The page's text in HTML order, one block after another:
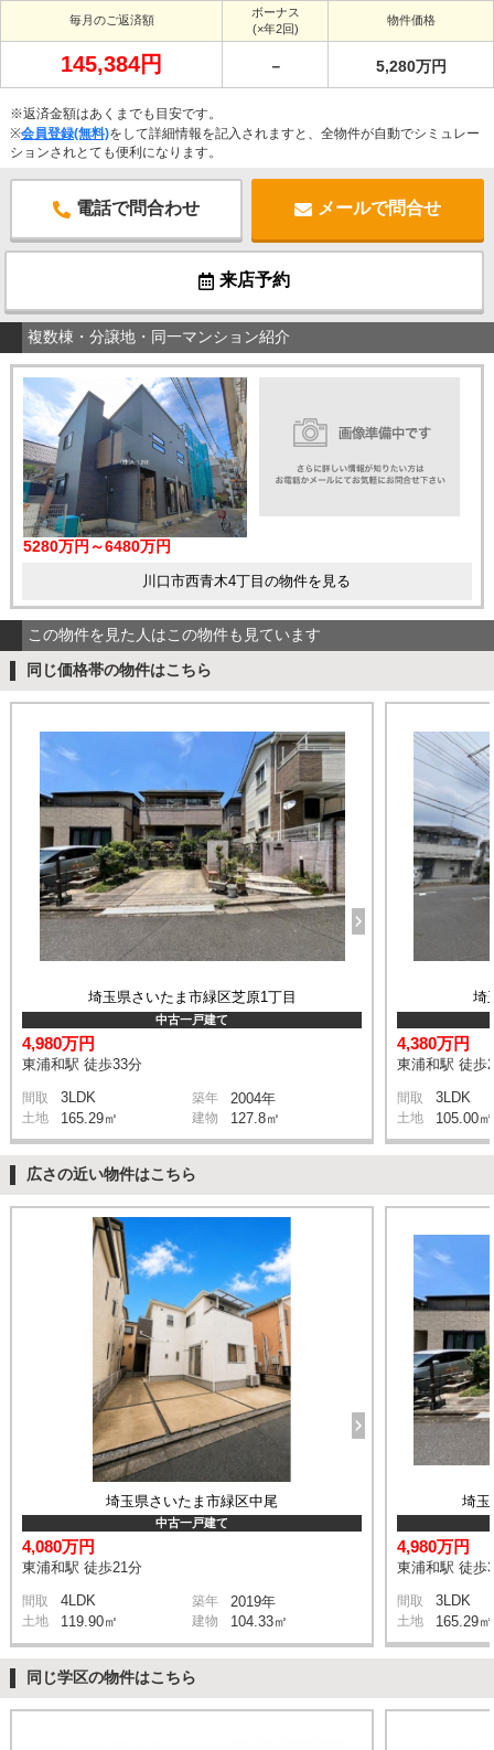
毎月のご返済額
ボーナス
(×年2回)
物件価格
145,384円 － 5,280万円
※返済金額はあくまでも目安です。
※会員登録(無料)をして詳細情報を記入されますと、全物件が自動でシミュレー
ションされとても便利になります。
電話で問合わせ メールで問合せ
来店予約
複数棟・分譲地・同一マンション紹介
5280万円～6480万円
川口市西青木4丁目の物件を見る
この物件を見た人はこの物件も見ています
同じ価格帯の物件はこちら
埼玉県さいたま市緑区芝原1丁目
中古一戸建て
4,980万円
東浦和駅 徒歩33分
間取 3LDK 築年 2004年
土地 165.29㎡ 建物 127.8㎡
埼
4,380万円
東浦和駅 徒歩
間取 3LDK
土地 105.00㎡
広さの近い物件はこちら
埼玉県さいたま市緑区中尾
中古一戸建て
4,080万円
東浦和駅 徒歩21分
間取 4LDK 築年 2019年
土地 119.90㎡ 建物 104.33㎡
埼玉
4,980万円
東浦和駅 徒歩
間取 3LDK
土地 165.29㎡
同じ学区の物件はこちら